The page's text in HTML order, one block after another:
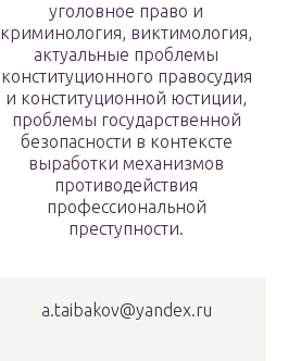
уголовное право и
криминология, виктимология,
актуальные проблемы
конституционного правосудия
и конституционной юстиции,
проблемы государственной
безопасности в контексте
выработки механизмов
противодействия
профессиональной
преступности.
a.taibakov@yandex.ru